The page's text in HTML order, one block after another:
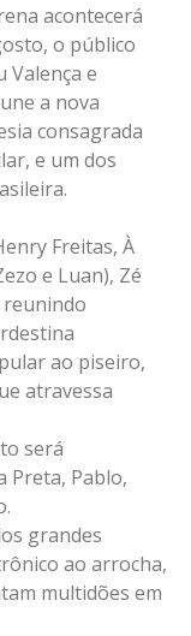
acontecerá
o público
Valença e
a nova
consagrada
e um dos
Freitas, À
e Luan), Zé
reunindo
ao piseiro,
atravessa
será
Preta, Pablo,
grandes
ao arrocha,
multidões em